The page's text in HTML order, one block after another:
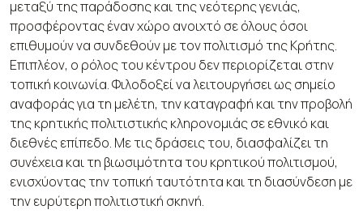
μεταξύ της παράδοσης και της νεότερης γενιάς,
προσφέροντας έναν χώρο ανοιχτό σε όλους όσοι
επιθυμούν να συνδεθούν με τον πολιτισμό της Κρήτης.
Επιπλέον, ο ρόλος του κέντρου δεν περιορίζεται στην
τοπική κοινωνία. Φιλοδοξεί να λειτουργήσει ως σημείο
αναφοράς για τη μελέτη, την καταγραφή και την προβολή
της κρητικής πολιτιστικής κληρονομιάς σε εθνικό και
διεθνές επίπεδο. Με τις δράσεις του, διασφαλίζει τη
συνέχεια και τη βιωσιμότητα του κρητικού πολιτισμού,
ενισχύοντας την τοπική ταυτότητα και τη διασύνδεση με
την ευρύτερη πολιτιστική σκηνή.